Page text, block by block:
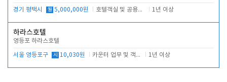
경기 평택시 월 5,000,000원 호텔객실 및 공용시설 청소 관리 1년 이상
하라스호텔
영등포 하라스호텔
서울 영등포구 시 10,030원 카운터 업무 및 객실관리(청소상태 확인, 객실판매) 1년 이상